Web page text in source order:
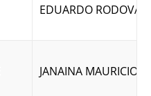
EDUARDO
JANAINA MAURICIO